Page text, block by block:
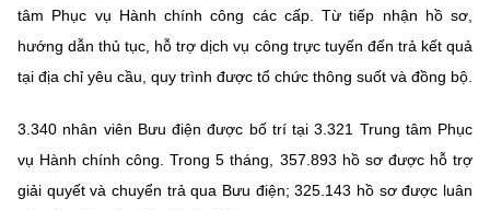
tâm Phục vụ Hành chính công các cấp. Từ tiếp nhận hồ sơ,
hướng dẫn thủ tục, hỗ trợ dịch vụ công trực tuyến đến trả kết quả
tại địa chỉ yêu cầu, quy trình được tổ chức thông suốt và đồng bộ.
3.340 nhân viên Bưu điện được bố trí tại 3.321 Trung tâm Phục
vụ Hành chính công. Trong 5 tháng, 357.893 hồ sơ được hỗ trợ
giải quyết và chuyển trả qua Bưu điện; 325.143 hồ sơ được luân